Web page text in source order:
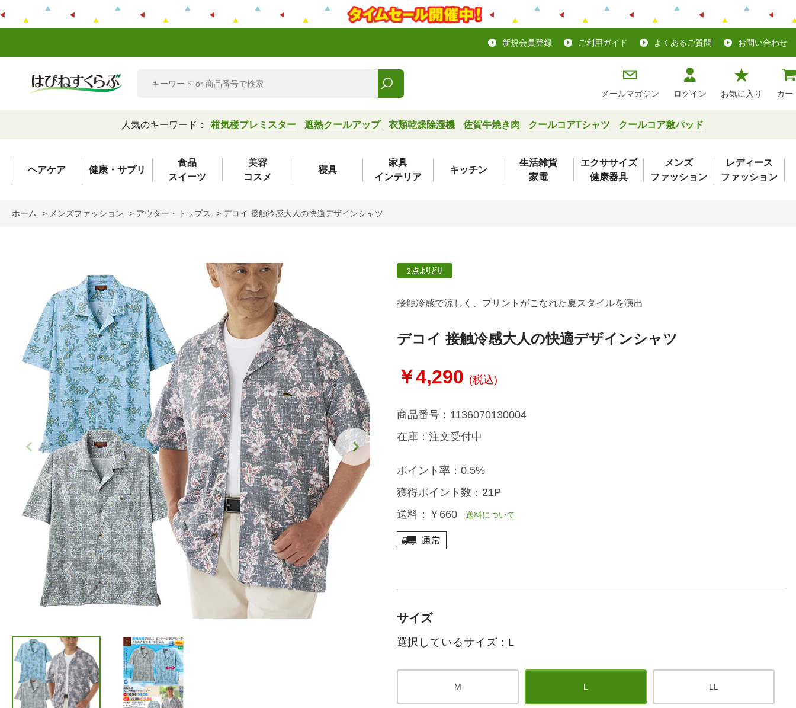
新規会員登録 ご利用ガイド よくあるご質問 お問い合わせ
メールマガジン ログイン お気に入り カー
人気のキーワード： 柑気楼プレミスター 遮熱クールアップ 衣類乾燥除湿機 佐賀牛焼き肉 クールコアTシャツ クールコア敷パッド
ヘアケア 健康・サプリ
食品
スイーツ
美容
コスメ
寝具
家具
インテリア
キッチン
生活雑貨
家電
エクササイズ
健康器具
メンズ
ファッション
レディース
ファッション
ホーム > メンズファッション > アウター・トップス > デコイ 接触冷感大人の快適デザインシャツ
接触冷感で涼しく、プリントがこなれた夏スタイルを演出
デコイ 接触冷感大人の快適デザインシャツ
￥4,290 (税込)
商品番号： 1136070130004
在庫： 注文受付中
ポイント率： 0.5%
獲得ポイント数： 21P
送料： ￥660送料について
サイズ
選択しているサイズ：L
M L LL